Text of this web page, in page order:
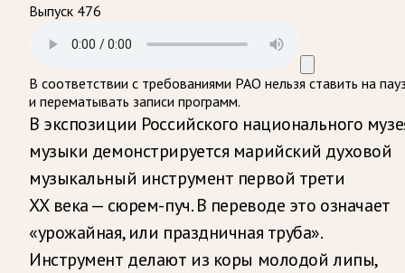
Выпуск 476
В соответствии с требованиями РАО нельзя ставить на
и перематывать записи программ.
В экспозиции Российского национального
музыки демонстрируется марийский духовой
музыкальный инструмент первой трети
ХХ века — сюрем-пуч. В переводе это означает
«урожайная, или праздничная труба».
Инструмент делают из коры молодой липы,